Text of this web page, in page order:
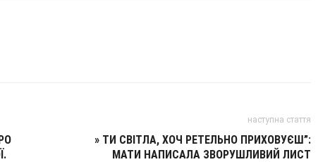
наступна стаття
» ТИ СВІТЛА, ХОЧ РЕТЕЛЬНО ПРИХОВУЄШ”:
МАТИ НАПИСАЛА ЗВОРУШЛИВИЙ ЛИСТ